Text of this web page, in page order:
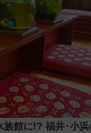
族館に!? 福井･小